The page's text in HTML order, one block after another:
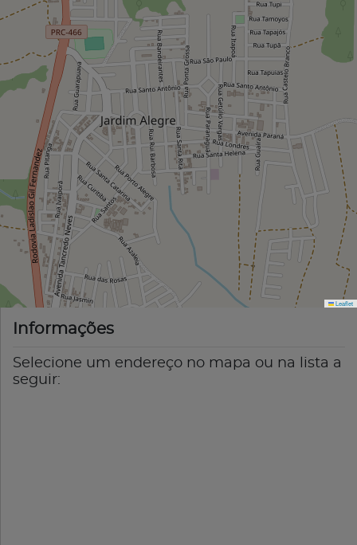
Leaflet
Informações
Selecione um endereço no mapa ou na lista a
seguir: